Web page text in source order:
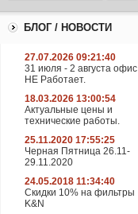
БЛОГ / НОВОСТИ
27.07.2026 09:21:40
31 июля - 2 августа офис
НЕ Работает.
18.03.2026 13:00:54
Актуальные цены и
технические работы.
25.11.2020 17:55:25
Черная Пятница 26.11-
29.11.2020
24.05.2018 11:34:40
Скидки 10% на фильтры
K&N